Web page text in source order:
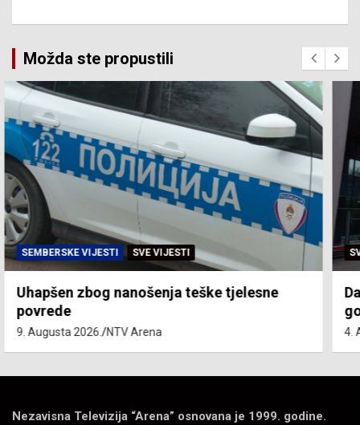
Možda ste propustili
SVE VIJESTI ZEMLJA
Dan žalosti povodom obilježavanja 31
godine od zločina nad srbima u “Oluji”
4. Augusta 2026. NTV Arena
Nezavisna Televizija “Arena” osnovana je 1999. godine.